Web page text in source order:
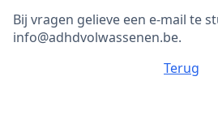
Bij vragen gelieve een e-mail te
info@adhdvolwassenen.be.
Terug